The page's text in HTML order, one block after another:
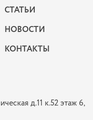
СТАТЬИ
НОВОСТИ
КОНТАКТЫ
д.11 к.52 этаж 6,